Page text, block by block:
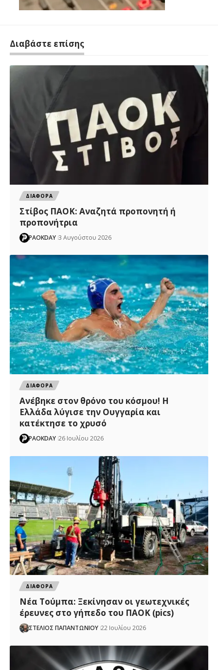
Διαβάστε επίσης
ΔΙΑΦΟΡΑ
Στίβος ΠΑΟΚ: Αναζητά προπονητή ή
προπονήτρια
PAOKDAY 3 Αυγούστου 2026
ΔΙΑΦΟΡΑ
Ανέβηκε στον θρόνο του κόσμου! Η
Ελλάδα λύγισε την Ουγγαρία και
κατέκτησε το χρυσό
PAOKDAY 26 Ιουλίου 2026
ΔΙΑΦΟΡΑ
Νέα Τούμπα: Ξεκίνησαν οι γεωτεχνικές
έρευνες στο γήπεδο του ΠΑΟΚ (pics)
ΣΤΕΛΙΟΣ ΠΑΠΑΝΤΩΝΙΟΥ 22 Ιουλίου 2026